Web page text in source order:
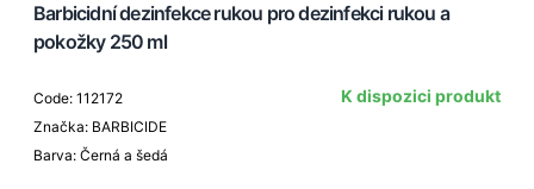
Barbicidní dezinfekce rukou pro dezinfekci rukou a
pokožky 250 ml
Code: 112172
Značka: BARBICIDE
Barva: Černá a šedá
K dispozici produkt